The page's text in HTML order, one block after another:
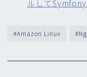
ルして
#Amazon Linux